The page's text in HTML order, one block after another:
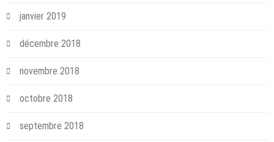
janvier 2019
décembre 2018
novembre 2018
octobre 2018
septembre 2018